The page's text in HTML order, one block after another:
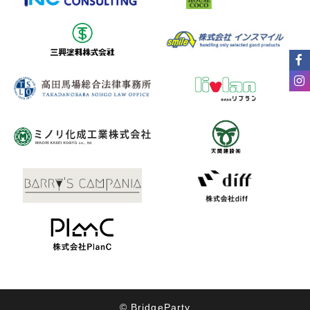
© BridgeParty